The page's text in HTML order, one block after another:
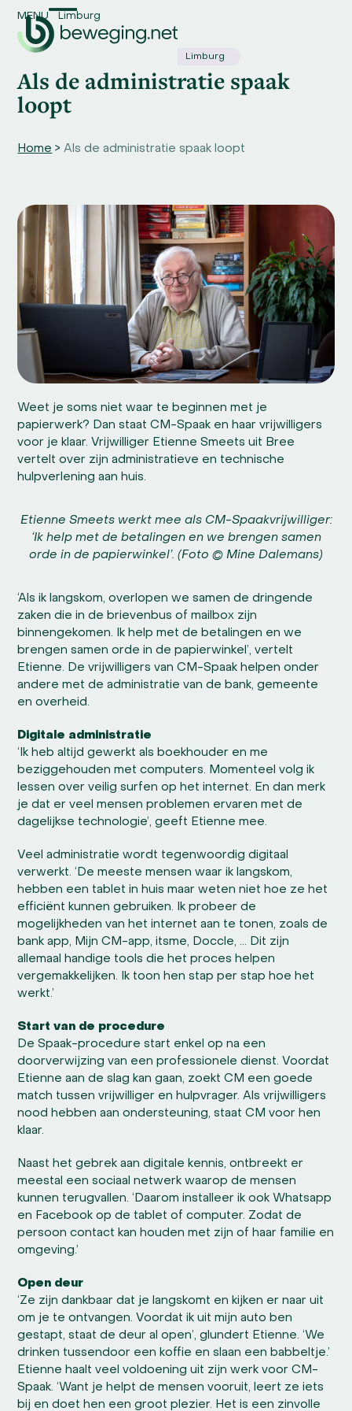
content
Limburg
MENU
Open
menu
Close
menu
Limburg
Als de administratie spaak
loopt
Home >Als de administratie spaak loopt
Weet je soms niet waar te beginnen met je
papierwerk? Dan staat CM-Spaak en haar vrijwilligers
voor je klaar. Vrijwilliger Etienne Smeets uit Bree
vertelt over zijn administratieve en technische
hulpverlening aan huis.
Etienne Smeets werkt mee als CM-Spaakvrijwilliger:
‘Ik help met de betalingen en we brengen samen
orde in de papierwinkel’. (Foto © Mine Dalemans)
‘Als ik langskom, overlopen we samen de dringende
zaken die in de brievenbus of mailbox zijn
binnengekomen. Ik help met de betalingen en we
brengen samen orde in de papierwinkel’, vertelt
Etienne. De vrijwilligers van CM-Spaak helpen onder
andere met de administratie van de bank, gemeente
en overheid.
Digitale administratie
‘Ik heb altijd gewerkt als boekhouder en me
beziggehouden met computers. Momenteel volg ik
lessen over veilig surfen op het internet. En dan merk
je dat er veel mensen problemen ervaren met de
dagelijkse technologie’, geeft Etienne mee.
Veel administratie wordt tegenwoordig digitaal
verwerkt. ‘De meeste mensen waar ik langskom,
hebben een tablet in huis maar weten niet hoe ze het
efficiënt kunnen gebruiken. Ik probeer de
mogelijkheden van het internet aan te tonen, zoals de
bank app, Mijn CM-app, itsme, Doccle, … Dit zijn
allemaal handige tools die het proces helpen
vergemakkelijken. Ik toon hen stap per stap hoe het
werkt.’
Start van de procedure
De Spaak-procedure start enkel op na een
doorverwijzing van een professionele dienst. Voordat
Etienne aan de slag kan gaan, zoekt CM een goede
match tussen vrijwilliger en hulpvrager. Als vrijwilligers
nood hebben aan ondersteuning, staat CM voor hen
klaar.
Naast het gebrek aan digitale kennis, ontbreekt er
meestal een sociaal netwerk waarop de mensen
kunnen terugvallen. ‘Daarom installeer ik ook Whatsapp
en Facebook op de tablet of computer. Zodat de
persoon contact kan houden met zijn of haar familie en
omgeving.’
Open deur
‘Ze zijn dankbaar dat je langskomt en kijken er naar uit
om je te ontvangen. Voordat ik uit mijn auto ben
gestapt, staat de deur al open’, glundert Etienne. ‘We
drinken tussendoor een koffie en slaan een babbeltje.’
Etienne haalt veel voldoening uit zijn werk voor CM-
Spaak. ‘Want je helpt de mensen vooruit, leert ze iets
bij en doet hen een groot plezier. Het is een zinvolle